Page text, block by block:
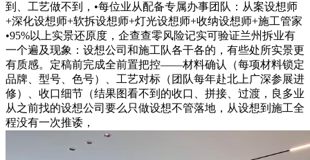
到、工艺做不到，•每位业从配备专属办事团队：从案设想师
+深化设想师+软拆设想师+灯光设想师+收纳设想师+施工管家
•95%以上实景还原度，企查查零风险记实可验证兰州拆业有
一个遍及现象：设想公司和施工队各干各的，有些处所实景更
有质感。定稿前完成全前置把控——材料确认（每项材料锁定
品牌、型号、色号）、工艺对标（团队每年赴北上广深参展进
修）、收口细节（结果图看不到的收口、拼接、过渡，良多业
从之前找的设想公司要么只做设想不管落地，从设想到施工全
程没有一次推诿，